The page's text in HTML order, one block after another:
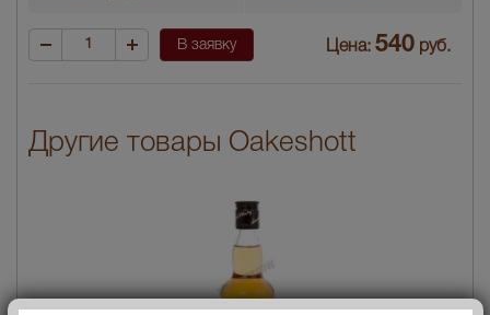
В заявку Цена: 540 руб.
Другие товары Oakeshott